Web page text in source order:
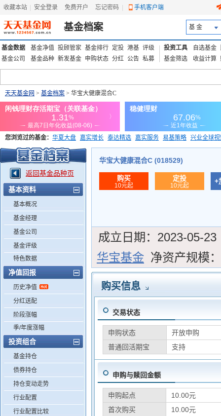
收藏本站 安全登录 免费开户 忘记密码 手机客户端
基金档案 基 金
基金数据 基金净值 投顾管家 基金排行 定投 港基 评级
基金公司
基金品种 新发基金 申购状态 分红 公告 私募
投资工具 自选基金
基金筛选
收益计算
天天基金网 > 基金档案 > 华宝大健康混合C
您浏览过的基金： 华夏大盘 嘉实增长 泰达精选 嘉实服务 易基策略 兴业全球
添富优势 华安宏利 上证180价值ETF
返回基金品种页
基本资料
基本概况
基金经理
基金公司
基金评级
特色数据
净值回报
历史净值
分红送配
阶段涨幅
季/年度涨幅
投资组合
基金持仓
债券持仓
持仓变动走势
行业配置
行业配置比较
华宝大健康混合C (018529)
购买
10元起
定投
10元起
+
成立日期： 2023-05-23
华宝基金 净资产规模：
购买信息
交易状态
申购状态
开放申购
普通回活期宝
支持
申购与赎回金额
申购起点
10.00元
首次购买
10.00元